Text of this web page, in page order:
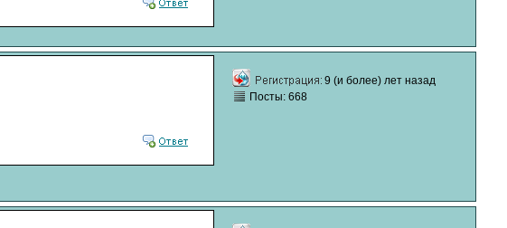
9 (и более) лет назад
Посты: 668